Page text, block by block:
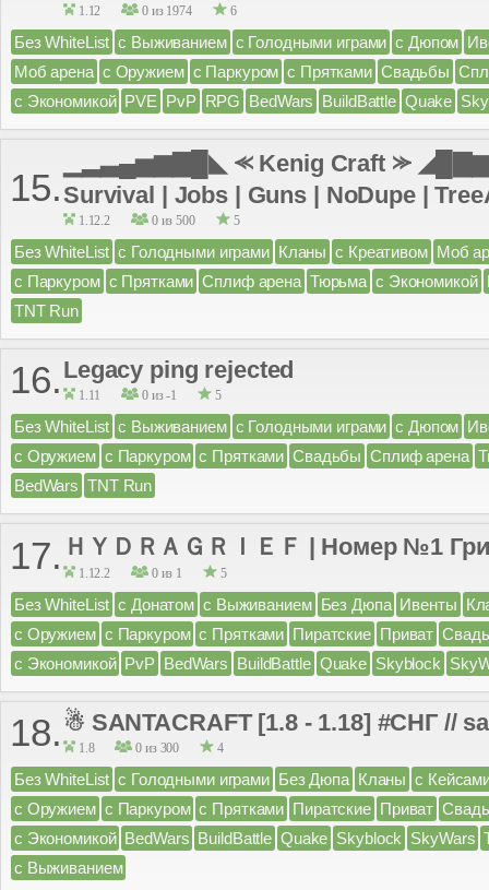
1.12 0 из 1974 6
Без WhiteList с Выживанием с Голодными играми с Дюпом
Моб арена с Оружием с Паркуром с Прятками Свадьбы
с Экономикой PVE PvP RPG BedWars BuildBattle Quake
15.
▁▂▃▄▅▆▇█◣ ⪻ Kenig Craft ⪼
Survival | Jobs | Guns | NoDupe |
1.12.2 0 из 500 5
Без WhiteList с Голодными играми Кланы с Креативом Моб
с Паркуром с Прятками Сплиф арена Тюрьма с Экономикой
TNT Run
16. Legacy ping rejected
1.11 0 из -1 5
Без WhiteList с Выживанием с Голодными играми с Дюпом
с Оружием с Паркуром с Прятками Свадьбы Сплиф арена
BedWars TNT Run
17. ＨＹＤＲＡＧＲＩＥＦ | Номер №1
1.12.2 0 из 1 5
Без WhiteList с Донатом с Выживанием Без Дюпа Ивенты
с Оружием с Паркуром с Прятками Пиратские Приват
с Экономикой PvP BedWars BuildBattle Quake Skyblock
18. ☃ SANTACRAFT [1.8 - 1.18] #СНГ //
1.8 0 из 300 4
Без WhiteList с Голодными играми Без Дюпа Кланы с
с Оружием с Паркуром с Прятками Пиратские Приват
с Экономикой BedWars BuildBattle Quake Skyblock SkyWars
с Выживанием